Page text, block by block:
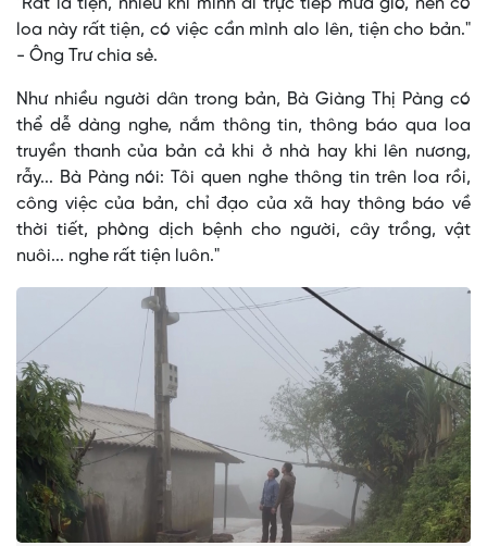
"Rất là tiện, nhiều khi mình đi trực tiếp mưa gió, nên có
loa này rất tiện, có việc cần mình alo lên, tiện cho bản."
- Ông Trư chia sẻ.
Như nhiều người dân trong bản, Bà Giàng Thị Pàng có
thể dễ dàng nghe, nắm thông tin, thông báo qua loa
truyền thanh của bản cả khi ở nhà hay khi lên nương,
rẫy... Bà Pàng nói: Tôi quen nghe thông tin trên loa rồi,
công việc của bản, chỉ đạo của xã hay thông báo về
thời tiết, phòng dịch bệnh cho người, cây trồng, vật
nuôi... nghe rất tiện luôn."